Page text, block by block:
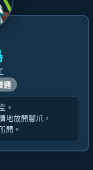
通
。
地放開腳爪，
聞。